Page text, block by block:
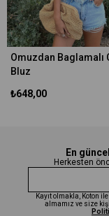
Omuzdan Baglamalı
Bluz
₺648,00
En
Herkesten
Kayıt olmakla, Koton
almamız ve size